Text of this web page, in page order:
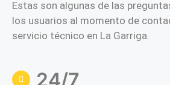
Estas son algunas de las
los usuarios al momento de
servicio técnico en La Garriga.
24/7